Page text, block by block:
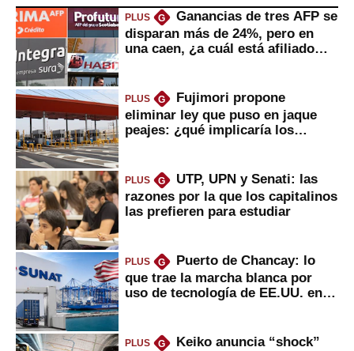
PLUS G
Ganancias de tres AFP se
disparan más de 24%, pero en
una caen, ¿a cuál está afiliado
PLUS G
Fujimori propone
eliminar ley que puso en jaque
peajes: ¿qué implicaría los
PLUS G
UTP, UPN y Senati: las
razones por la que los capitalinos
las prefieren para estudiar
PLUS G
Puerto de Chancay: lo
que trae la marcha blanca por
uso de tecnología de EE.UU. en
PLUS G
Keiko anuncia “shock”